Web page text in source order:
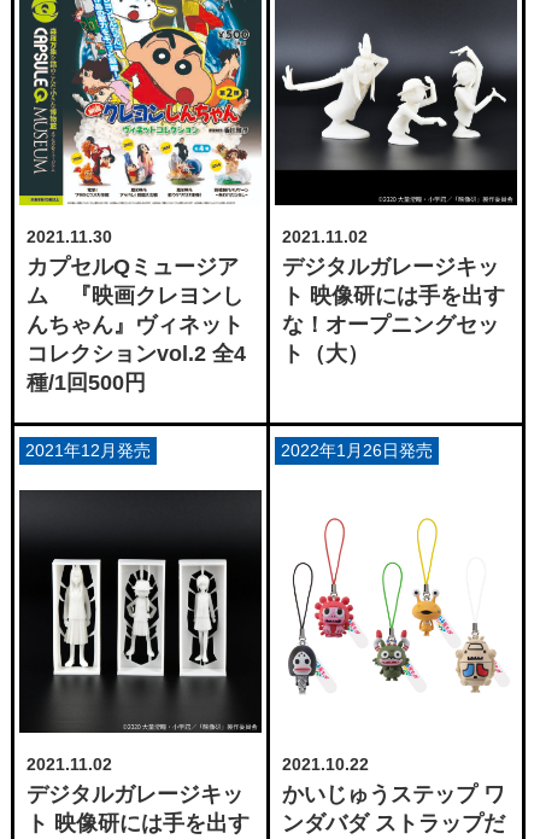
2021.11.30
カプセルQミュージア
ム 『映画クレヨンし
んちゃん』ヴィネット
コレクションvol.2 全4
種/1回500円
2021.11.02
デジタルガレージキッ
ト 映像研には手を出す
な！オープニングセッ
ト（大）
2021.11.02
デジタルガレージキッ
ト 映像研には手を出す
2021年12月発売
2021.10.22
かいじゅうステップ ワ
ンダバダ ストラップだ
2022年1月26日発売